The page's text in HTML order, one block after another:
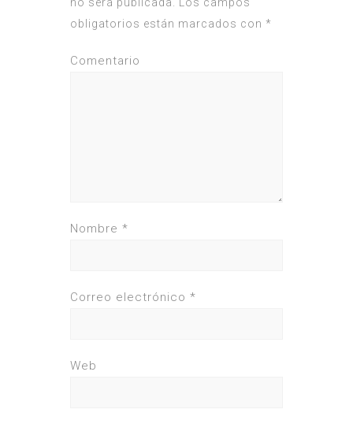
no será publicada. Los campos
obligatorios están marcados con *
Comentario
Nombre *
Correo electrónico *
Web